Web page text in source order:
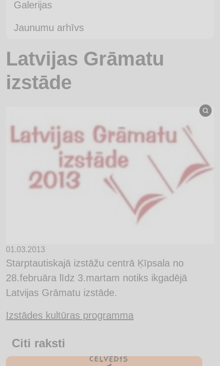
Galerijas
Jaunumu arhīvs
Latvijas Grāmatu
izstāde
01.03.2013
Starptautiskajā izstāžu centrā Ķīpsala no
28.februāra līdz 3.martam notiks ikgadējā
Latvijas Grāmatu izstāde.
Izstādes kultūras programma
Citi raksti